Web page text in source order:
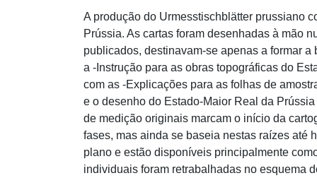
A produção do Urmesstischblätter prussiano
Prússia. As cartas foram desenhadas à mão
publicados, destinavam-se apenas a formar
a -Instrução para as obras topográficas do
com as -Explicações para as folhas de
e o desenho do Estado-Maior Real da
de medição originais marcam o início da
fases, mas ainda se baseia nestas raízes até
plano e estão disponíveis principalmente
individuais foram retrabalhadas no esquema